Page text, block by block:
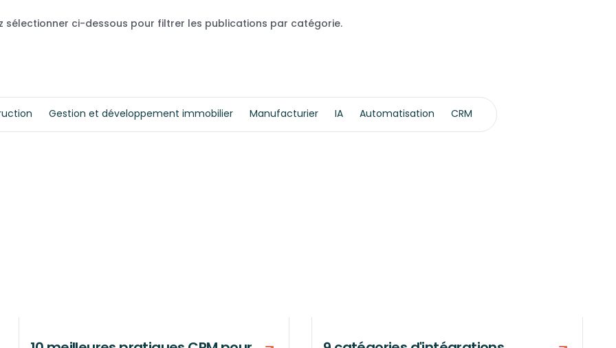
sélectionner ci-dessous pour filtrer les publications par catégorie.
Gestion et développement immobilier Manufacturier IA Automatisation CRM